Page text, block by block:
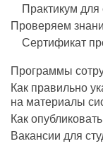
Практикум для
Проверяем
Сертификат
Программы
Как правильно
на материалы
Как
Вакансии для